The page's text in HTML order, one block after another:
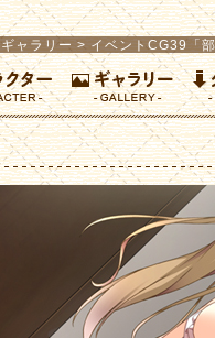
ギャラリー > イベントCG39「